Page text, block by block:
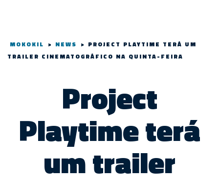
MOKOKIL > NEWS > PROJECT PLAYTIME TERÁ UM
TRAILER CINEMATOGRÁFICO NA QUINTA-FEIRA
Project
Playtime terá
um trailer